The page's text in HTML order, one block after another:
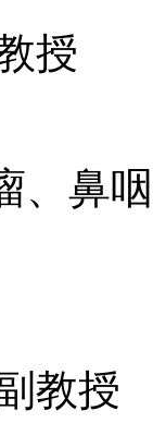
授
、鼻
教授